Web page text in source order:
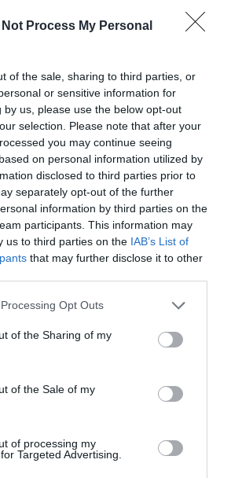
Not Process My Personal
of the sale, sharing to third parties, or
or sensitive information for
by us, please use the below opt-out
selection. Please note that after your
you may continue seeing
on personal information utilized by
disclosed to third parties prior to
separately opt-out of the further
information by third parties on the
participants. This information may
us to third parties on the IAB’s List of
that may further disclose it to other
website/app uses one or more Google
or usage behaviour. You may click to
to Google and its third-party tags to
specified purposes in below Google
Opt Outs
of the Sharing of my
of the Sale of my
of processing my
Targeted Advertising.
ΤΟ ΑΡΘΡΟ
ΕΙΔΗΣΕΙΣ